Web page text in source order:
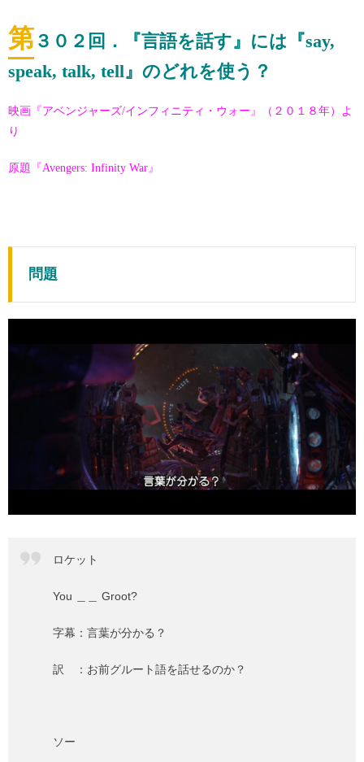
第 ３０２ 回．『言語を話す』には『say,
speak, talk, tell』のどれを使う？
映画『アベンジャーズ/インフィニティ・ウォー』（２０１８年）よ
り
原題『Avengers: Infinity War』
問題
ロケット
You ＿＿ Groot?
字幕：言葉が分かる？
訳 ：お前グルート語を話せるのか？
ソー